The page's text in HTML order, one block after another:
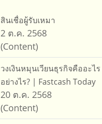
สินเชื่อผู้รับเหมา
2 ต.ค. 2568
(Content)
วงเงินหมุนเวียนธุรกิจคืออะไ
อย่างไร? | Fastcash Today
20 ต.ค. 2568
(Content)